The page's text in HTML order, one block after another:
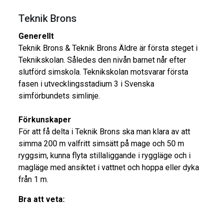
Teknik Brons
Generellt
Teknik Brons & Teknik Brons Äldre är första steget i
Teknikskolan. Således den nivån barnet når efter
slutförd simskola. Teknikskolan motsvarar första
fasen i utvecklingsstadium 3 i Svenska
simförbundets simlinje.
Förkunskaper
För att få delta i Teknik Brons ska man klara av att
simma 200 m valfritt simsätt på mage och 50 m
ryggsim, kunna flyta stillaliggande i ryggläge och i
magläge med ansiktet i vattnet och hoppa eller dyka
från 1 m.
Bra att veta: